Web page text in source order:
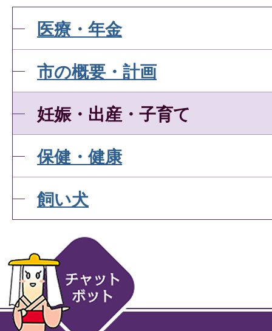
医療・年金
市の概要・計画
妊娠・出産・子育て
保健・健康
飼い犬